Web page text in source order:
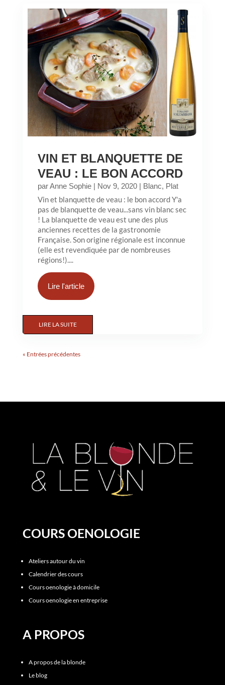
VIN ET BLANQUETTE DE
VEAU : LE BON ACCORD
parAnne Sophie| Nov 9, 2020| Blanc, Plat
Vin et blanquette de veau : le bon accord Y'a
pas de blanquette de veau...sans vin blanc sec
! La blanquette de veau est une des plus
anciennes recettes de la gastronomie
Française. Son origine régionale est inconnue
(elle est revendiquée par de nombreuses
régions!)....
Lire l'article
LIRE LA SUITE
« Entrées précédentes
COURS OENOLOGIE
Ateliers autour du vin
Calendrier des cours
Cours oenologie à domicile
Cours oenologie en entreprise
A PROPOS
A propos de la blonde
Le blog